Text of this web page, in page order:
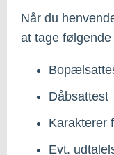
Når du
at tage følgende
Dåbsattest
Karakterer
Evt.